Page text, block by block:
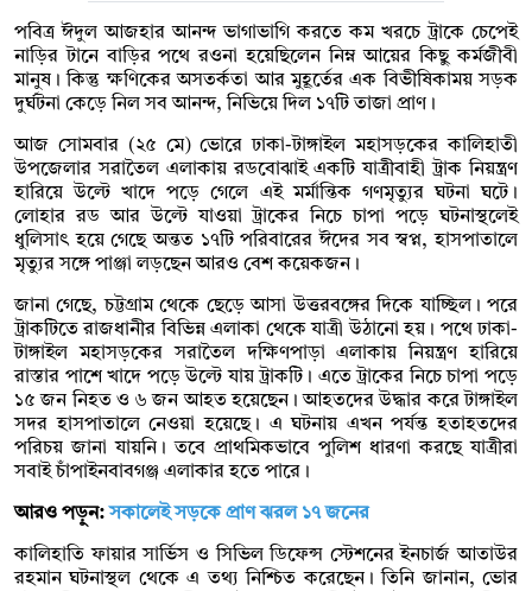
পবিত্র ঈদুল আজহার আনন্দ ভাগাভাগি করতে কম খরচে ট্রাকে চেপেই
নাড়ির টানে বাড়ির পথে রওনা হয়েছিলেন নিম্ন আয়ের কিছু কর্মজীবী
মানুষ। কিন্তু ক্ষণিকের অসতর্কতা আর মুহূর্তের এক বিভীষিকাময় সড়ক
দুর্ঘটনা কেড়ে নিল সব আনন্দ, নিভিয়ে দিল ১৭টি তাজা প্রাণ।
আজ সোমবার (২৫ মে) ভোরে ঢাকা-টাঙ্গাইল মহাসড়কের কালিহাতী
উপজেলার সরাতৈল এলাকায় রডবোঝাই একটি যাত্রীবাহী ট্রাক নিয়ন্ত্রণ
হারিয়ে উল্টে খাদে পড়ে গেলে এই মর্মান্তিক গণমৃত্যুর ঘটনা ঘটে।
লোহার রড আর উল্টে যাওয়া ট্রাকের নিচে চাপা পড়ে ঘটনাস্থলেই
ধুলিসাৎ হয়ে গেছে অন্তত ১৭টি পরিবারের ঈদের সব স্বপ্ন, হাসপাতালে
মৃত্যুর সঙ্গে পাঞ্জা লড়ছেন আরও বেশ কয়েকজন।
জানা গেছে, চট্টগ্রাম থেকে ছেড়ে আসা উত্তরবঙ্গের দিকে যাচ্ছিল। পরে
ট্রাকটিতে রাজধানীর বিভিন্ন এলাকা থেকে যাত্রী উঠানো হয়। পথে ঢাকা-
টাঙ্গাইল মহাসড়কের সরাতৈল দক্ষিণপাড়া এলাকায় নিয়ন্ত্রণ হারিয়ে
রাস্তার পাশে খাদে পড়ে উল্টে যায় ট্রাকটি। এতে ট্রাকের নিচে চাপা পড়ে
১৫ জন নিহত ও ৬ জন আহত হয়েছেন। আহতদের উদ্ধার করে টাঙ্গাইল
সদর হাসপাতালে নেওয়া হয়েছে। এ ঘটনায় এখন পর্যন্ত হতাহতদের
পরিচয় জানা যায়নি। তবে প্রাথমিকভাবে পুলিশ ধারণা করছে যাত্রীরা
সবাই চাঁপাইনবাবগঞ্জ এলাকার হতে পারে।
আরও পড়ুন:সকালেই সড়কে প্রাণ ঝরল ১৭ জনের
কালিহাতি ফায়ার সার্ভিস ও সিভিল ডিফেন্স স্টেশনের ইনচার্জ আতাউর
রহমান ঘটনাস্থল থেকে এ তথ্য নিশ্চিত করেছেন। তিনি জানান, ভোর